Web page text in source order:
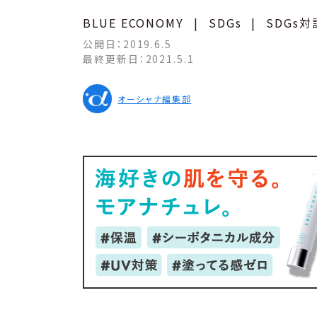
BLUE ECONOMY | SDGs | SDGs対
公開日： 2019.6.5
最終更新日： 2021.5.1
オーシャナ編集部